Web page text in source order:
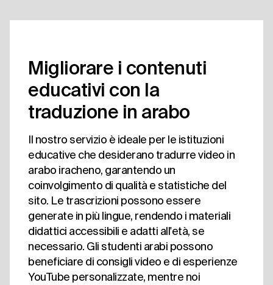
Migliorare i contenuti
educativi con la
traduzione in arabo
Il nostro servizio è ideale per le istituzioni
educative che desiderano tradurre video in
arabo iracheno, garantendo un
coinvolgimento di qualità e statistiche del
sito. Le trascrizioni possono essere
generate in più lingue, rendendo i materiali
didattici accessibili e adatti all'età, se
necessario. Gli studenti arabi possono
beneficiare di consigli video e di esperienze
YouTube personalizzate, mentre noi